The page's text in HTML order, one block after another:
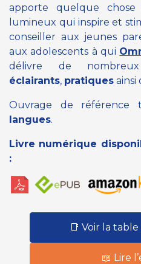
apporte quelque
lumineux qui inspire et
conseiller aux jeunes
aux adolescents à qui
délivre de
éclairants, pratiques ainsi
Ouvrage de
langues.
Livre numérique
:
📑 Voir la
📖 Lire